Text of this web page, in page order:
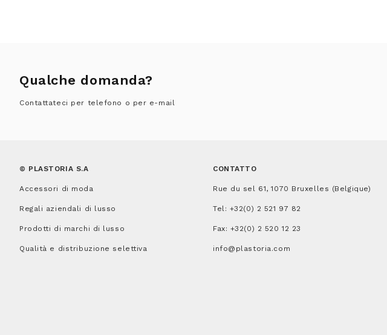
Qualche domanda?
Contattateci per telefono o per e-mail
© PLASTORIA S.A
Accessori di moda
Regali aziendali di lusso
Prodotti di marchi di lusso
Qualità e distribuzione selettiva
CONTATTO
Rue du sel 61, 1070 Bruxelles (Belgique)
Tel: +32(0) 2 521 97 82
Fax: +32(0) 2 520 12 23
info@plastoria.com